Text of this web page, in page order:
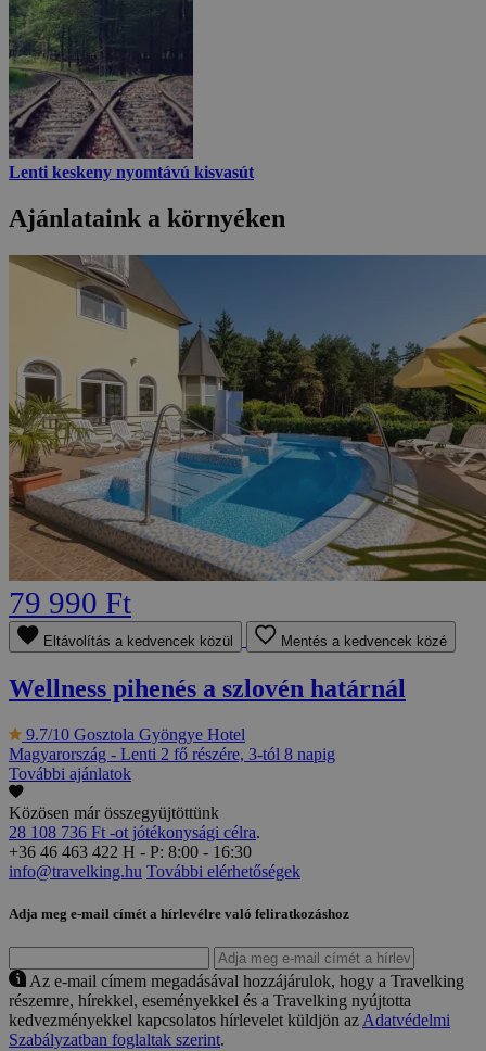
Lenti keskeny nyomtávú kisvasút
Ajánlataink a környéken
79 990 Ft
Eltávolítás a kedvencek közül Mentés a kedvencek közé
Wellness pihenés a szlovén határnál
9.7/10 Gosztola Gyöngye Hotel
Magyarország - Lenti 2 fő részére, 3-tól 8 napig
További ajánlatok
Közösen már összegyüjtöttünk
28 108 736 Ft -ot jótékonysági célra.
+36 46 463 422 H - P: 8:00 - 16:30
info@travelking.hu További elérhetőségek
Adja meg e-mail címét a hírlevélre való feliratkozáshoz
Az e-mail címem megadásával hozzájárulok, hogy a Travelking
részemre, hírekkel, eseményekkel és a Travelking nyújtotta
kedvezményekkel kapcsolatos hírlevelet küldjön az Adatvédelmi
Szabályzatban foglaltak szerint.